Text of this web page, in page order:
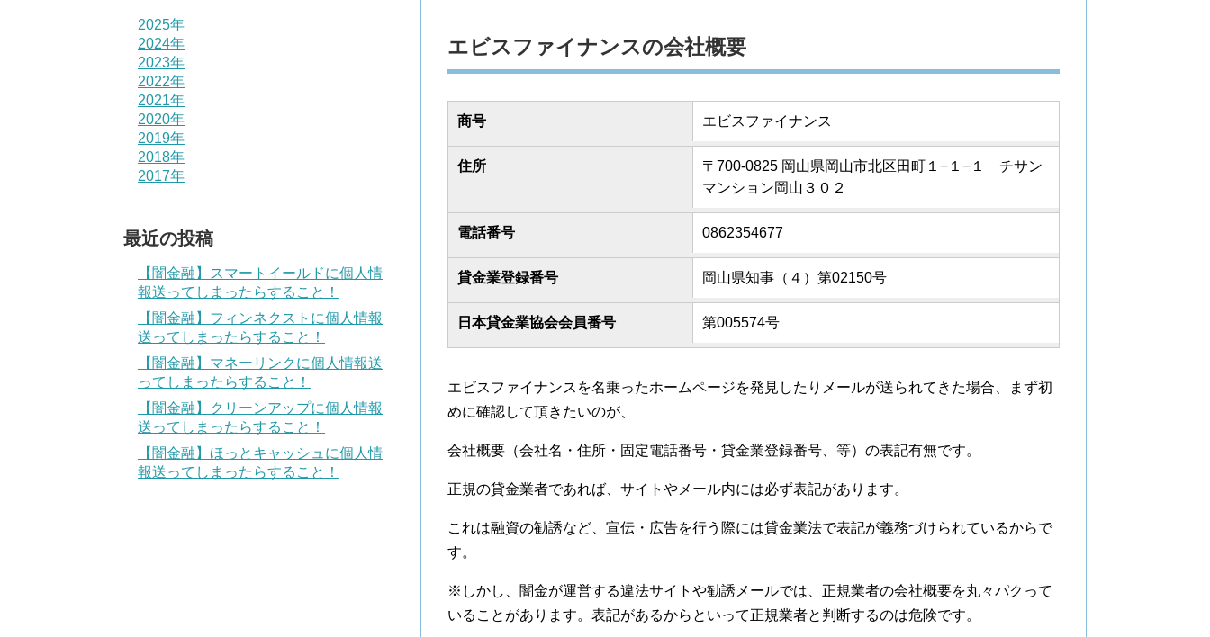
エビスファイナンスの会社概要
商号 エビスファイナンス
住所
〒700-0825 岡山県岡山市北区田町１−１−１ チサン
マンション岡山３０２
電話番号 0862354677
貸金業登録番号 岡山県知事（４）第02150号
日本貸金業協会会員番号 第005574号
エビスファイナンスを名乗ったホームページを発見したりメールが送られてきた場合、まず初
めに確認して頂きたいのが、
会社概要（会社名・住所・固定電話番号・貸金業登録番号、等）の表記有無です。
正規の貸金業者であれば、サイトやメール内には必ず表記があります。
これは融資の勧誘など、宣伝・広告を行う際には貸金業法で表記が義務づけられているからで
す。
※しかし、闇金が運営する違法サイトや勧誘メールでは、正規業者の会社概要を丸々パクって
いることがあります。表記があるからといって正規業者と判断するのは危険です。
2025年
2024年
2023年
2022年
2021年
2020年
2019年
2018年
2017年
最近の投稿
【闇金融】スマートイールドに個人情
報送ってしまったらすること！
【闇金融】フィンネクストに個人情報
送ってしまったらすること！
【闇金融】マネーリンクに個人情報送
ってしまったらすること！
【闇金融】クリーンアップに個人情報
送ってしまったらすること！
【闇金融】ほっとキャッシュに個人情
報送ってしまったらすること！